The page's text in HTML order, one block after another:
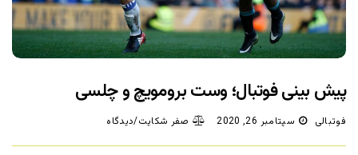
پیش بینی فوتبال؛ وست برومویچ و چلسی
فوتبالی سپتامبر 26, 2020 صفر شکایت/دیدگاه